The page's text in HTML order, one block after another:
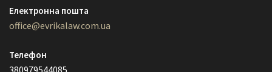
Електронна пошта
office@evrikalaw.com.ua
Телефон